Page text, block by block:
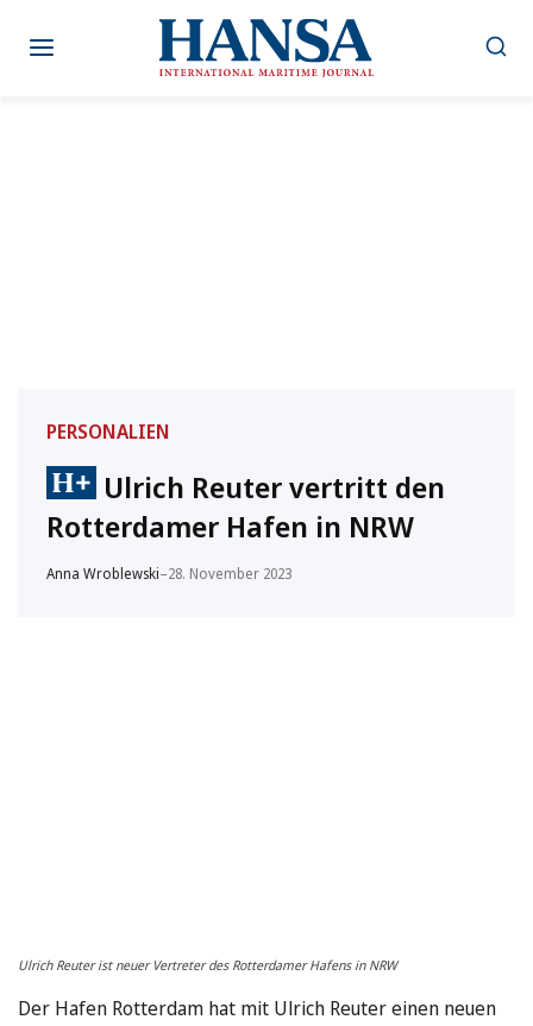
Inhalt
PERSONALIEN
Ulrich Reuter vertritt den
Rotterdamer Hafen in NRW
Anna Wroblewski–28. November 2023
Ulrich Reuter ist neuer Vertreter des Rotterdamer Hafens in NRW
Der Hafen Rotterdam hat mit Ulrich Reuter einen neuen